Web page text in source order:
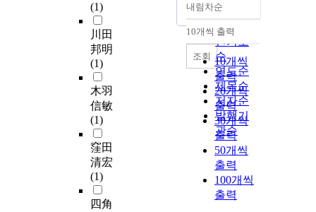
(1)
川田
邦明
(1)
木羽
信敏
(1)
窪田
清宏
(1)
四角
정확도
순
인기도
순
연도순
제목순
저자순
발행기
관순
내림차순
내림차순
10개씩 출력
10개씩
출력
20개씩
출력
30개씩
출력
50개씩
출력
100개씩
출력
조회